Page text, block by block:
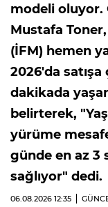
modeli oluyor.
Mustafa
(İFM) hemen
2026'da
dakikada
belirterek,
yürüme
günde en az 3
sağlıyor" dedi.
06.08.2026 12:35